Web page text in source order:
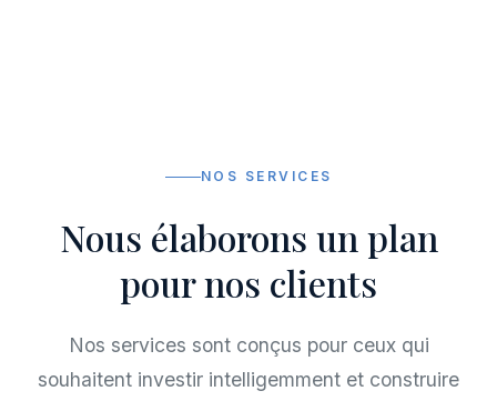
NOS SERVICES
Nous élaborons un plan
pour nos clients
Nos services sont conçus pour ceux qui
souhaitent investir intelligemment et construire